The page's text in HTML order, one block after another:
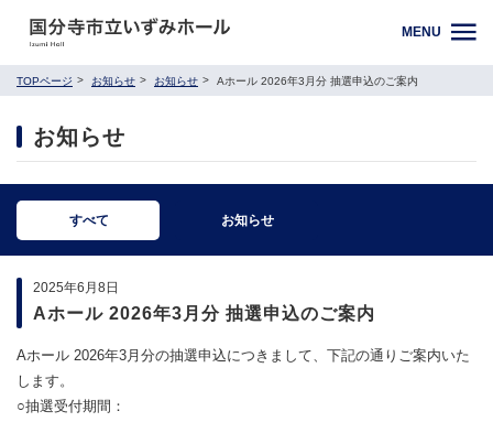
MENU
TOPページ お知らせ お知らせ Aホール 2026年3月分 抽選申込のご案内
お知らせ
すべて お知らせ
2025年6月8日
Aホール 2026年3月分 抽選申込のご案内
Aホール 2026年3月分の抽選申込につきまして、下記の通りご案内いた
します。
○抽選受付期間：